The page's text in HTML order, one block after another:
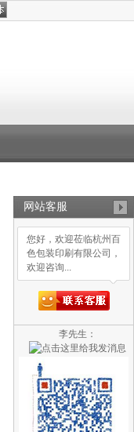
网站客服
您好，欢迎莅临杭州百
色包装印刷有限公司，
欢迎咨询...
李先生：